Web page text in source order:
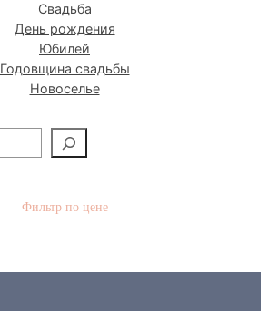
Свадьба
День рождения
Юбилей
Годовщина свадьбы
Новоселье
Фильтр по цене